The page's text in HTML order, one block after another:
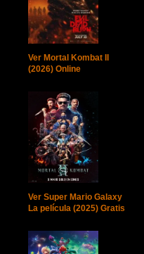
Ver Mortal Kombat II
(2026) Online
Ver Super Mario Galaxy
La película (2025) Gratis